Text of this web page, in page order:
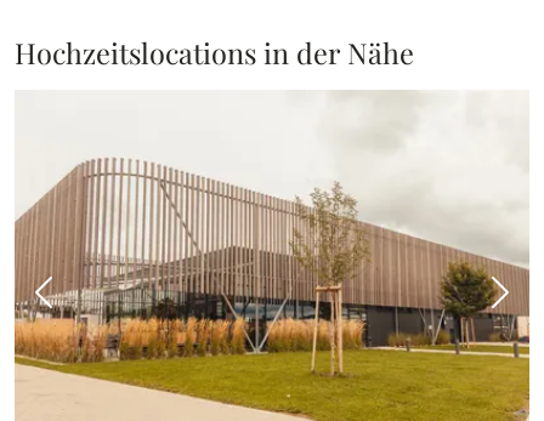
Hochzeitslocations in der Nähe
Vorheriges Bild